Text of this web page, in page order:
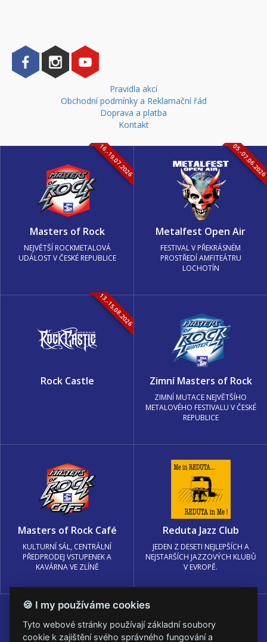
Pravidla akcí
Obchodní podmínky a Reklamační řád
Doprava a platba
Kontakt
16.-19.07.2026
Masters of Rock
NEJVĚTŠÍ ROCKMETALOVÁ
UDÁLOST V ČESKÉ REPUBLICE
05.-
Metalfest Open Air
FESTIVAL V PŘEKRÁSNÉM
PROSTŘEDÍ AMFITEÁTRU
LOCHOTÍN
13.-15.08.2026
Rock Castle Zimní Masters of Rock
ZIMNÍ MUTACE NEJVĚTŠÍHO
METALOVÉHO FESTIVALU V ČESKÉ
REPUBLICE
Masters of Rock Café
KULTURNÍ SÁL, CENTRÁLNÍ
PŘEDPRODEJ VSTUPENEK A
KAVÁRNA VE ZLÍNĚ
Reduta Jazz Club
JEDEN Z DESETI NEJLEPŠÍCH A
NEJSTARŠÍCH JAZZOVÝCH KLUBŮ
V EVROPĚ.
🍪 I my používáme cookies
Tyto webové stránky používají základní soubory
cookie k zajištění svého správného fungování a